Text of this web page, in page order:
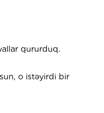
qururduq.
o istəyirdi bir